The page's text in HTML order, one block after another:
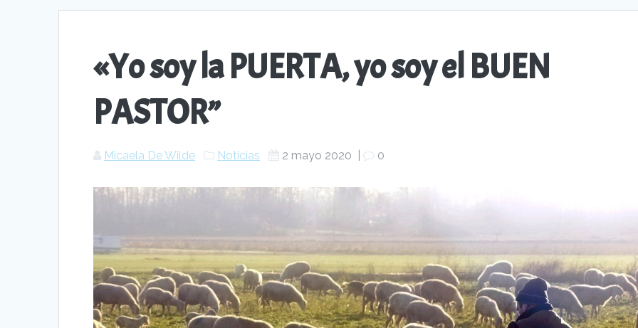
«Yo soy la PUERTA, yo soy el BUEN
PASTOR”
Micaela De Wilde Noticias 2 mayo 2020 | 0